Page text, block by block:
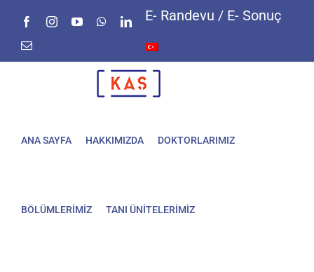
FacebookInstagramYouTubeWhatsAppLinkedIn
E-
E- Randevu / E- Sonuç
ANA SAYFA HAKKIMIZDA DOKTORLARIMIZ
BÖLÜMLERİMİZ TANI ÜNİTELERİMİZ